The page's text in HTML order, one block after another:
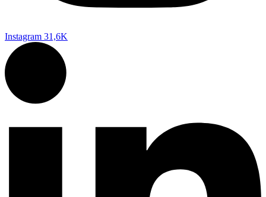
Instagram 31,6K